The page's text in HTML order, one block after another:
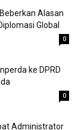
Alasan
Global
0
ke DPRD
0
Administrator